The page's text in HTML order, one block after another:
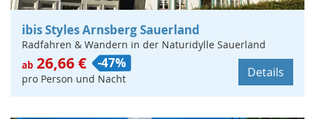
ibis Styles Arnsberg Sauerland
Radfahren & Wandern in der Naturidylle Sauerland
ab 26,66 € -47%
pro Person und Nacht Details